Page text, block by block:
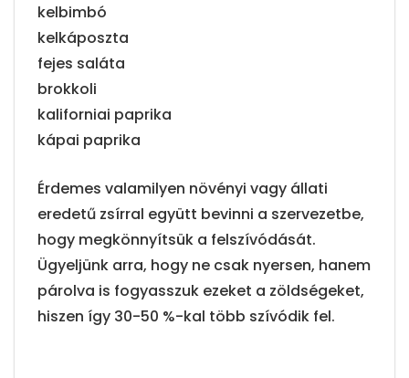
kelbimbó
kelkáposzta
fejes saláta
brokkoli
kaliforniai paprika
kápai paprika
Érdemes valamilyen növényi vagy állati
eredetű zsírral együtt bevinni a szervezetbe,
hogy megkönnyítsük a felszívódását.
Ügyeljünk arra, hogy ne csak nyersen, hanem
párolva is fogyasszuk ezeket a zöldségeket,
hiszen így 30-50 %-kal több szívódik fel.